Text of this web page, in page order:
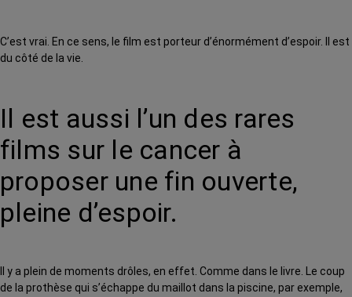
C’est vrai. En ce sens, le film est porteur d’énormément d’espoir. Il est
du côté de la vie.
Il est aussi l’un des rares
films sur le cancer à
proposer une fin ouverte,
pleine d’espoir.
Il y a plein de moments drôles, en effet. Comme dans le livre. Le coup
de la prothèse qui s’échappe du maillot dans la piscine, par exemple,